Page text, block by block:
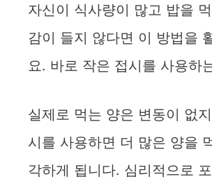
자신이 식사량이 많고 밥을
감이 들지 않다면 이 방법을
요. 바로 작은 접시를 사용하
실제로 먹는 양은 변동이 없
시를 사용하면 더 많은 양을
각하게 됩니다. 심리적으로